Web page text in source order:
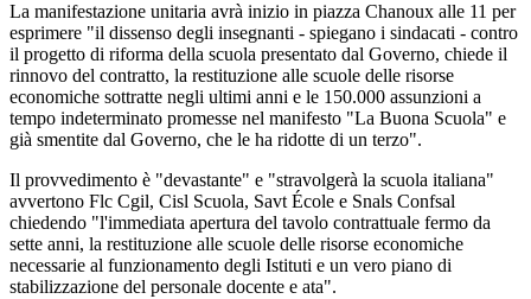
La manifestazione unitaria avrà inizio in piazza Chanoux alle 11 per
esprimere "il dissenso degli insegnanti - spiegano i sindacati - contro
il progetto di riforma della scuola presentato dal Governo, chiede il
rinnovo del contratto, la restituzione alle scuole delle risorse
economiche sottratte negli ultimi anni e le 150.000 assunzioni a
tempo indeterminato promesse nel manifesto "La Buona Scuola" e
già smentite dal Governo, che le ha ridotte di un terzo".
Il provvedimento è "devastante" e "stravolgerà la scuola italiana"
avvertono Flc Cgil, Cisl Scuola, Savt École e Snals Confsal
chiedendo "l'immediata apertura del tavolo contrattuale fermo da
sette anni, la restituzione alle scuole delle risorse economiche
necessarie al funzionamento degli Istituti e un vero piano di
stabilizzazione del personale docente e ata".